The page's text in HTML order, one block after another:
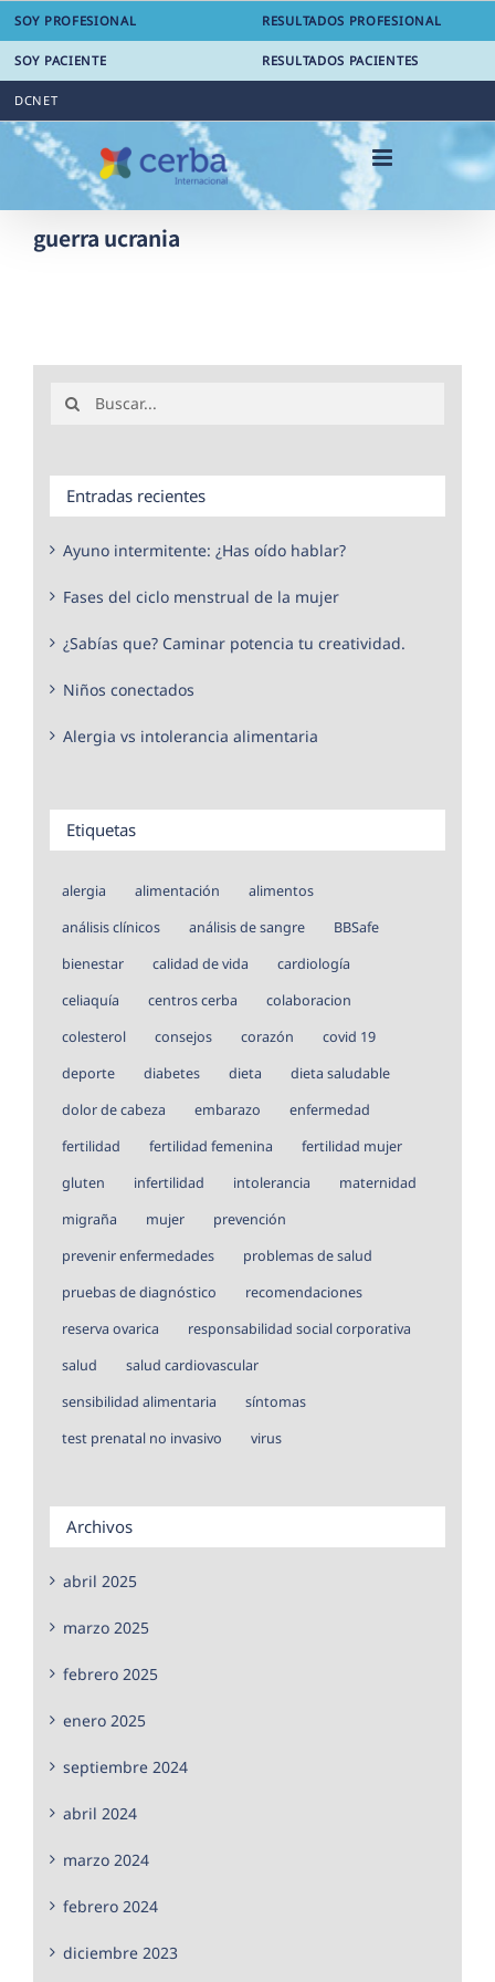
Saltar
contenido
SOY PROFESIONAL RESULTADOS PROFESIONAL
SOY PACIENTE RESULTADOS PACIENTES
DCNET
guerra ucrania
Entradas recientes
Ayuno intermitente: ¿Has oído hablar?
Fases del ciclo menstrual de la mujer
¿Sabías que? Caminar potencia tu creatividad.
Niños conectados
Alergia vs intolerancia alimentaria
Etiquetas
alergia alimentación
alimentos
análisis clínicos
análisis de sangre
BBSafe
bienestar
calidad de vida
cardiología
celiaquía
centros cerba
colaboracion
colesterol
consejos corazón
covid 19
deporte
diabetes dieta
dieta saludable
dolor de cabeza
embarazo
enfermedad
fertilidad
fertilidad femenina
fertilidad mujer
gluten
infertilidad intolerancia
maternidad
migraña
mujer
prevención
prevenir enfermedades
problemas de salud
pruebas de diagnóstico
recomendaciones
reserva ovarica
responsabilidad social corporativa
salud
salud cardiovascular
sensibilidad alimentaria
síntomas
test prenatal no invasivo
virus
Archivos
abril 2025
marzo 2025
febrero 2025
enero 2025
septiembre 2024
abril 2024
marzo 2024
febrero 2024
diciembre 2023